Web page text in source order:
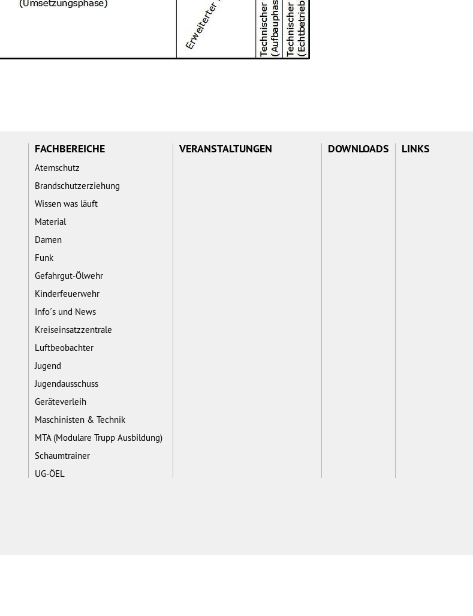
FACHBEREICHE
Atemschutz
Brandschutzerziehung
Wissen was läuft
Material
Damen
Funk
Gefahrgut-Ölwehr
Kinderfeuerwehr
Info´s und News
Kreiseinsatzzentrale
Luftbeobachter
Jugend
Jugendausschuss
Geräteverleih
Maschinisten & Technik
MTA (Modulare Trupp Ausbildung)
Schaumtrainer
UG-ÖEL
VERANSTALTUNGEN DOWNLOADS LINKS